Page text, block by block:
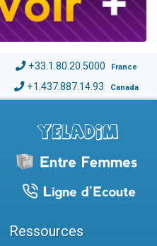
+33.1.80.20.5000 France
+1.437.887.14.93 Canada
Ressources